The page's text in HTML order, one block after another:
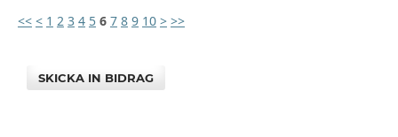
<< < 1 2 3 4 5 6 7 8 9 10 > >>
SKICKA IN BIDRAG